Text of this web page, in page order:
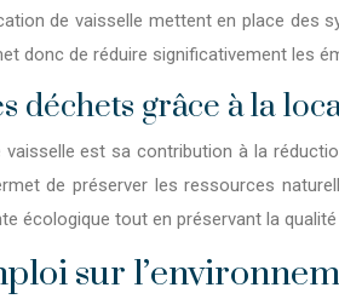
de vaisselle mettent en place
donc de réduire significativement les
déchets grâce à la
est sa contribution à la
de préserver les ressources
écologique tout en préservant la qualité
sur